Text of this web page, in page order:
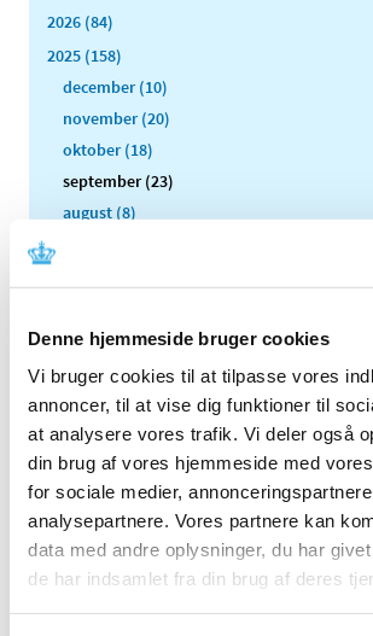
Denne hjemmeside bruger cookies
Vi bruger cookies til at tilpasse vores
annoncer, til at vise dig funktioner til
at analysere vores trafik. Vi deler også
din brug af vores hjemmeside med
for sociale medier,
analysepartnere. Vores partnere kan
data med andre oplysninger, du har
de har indsamlet fra din brug af deres
2026 (84)
2025 (158)
december (10)
november (20)
oktober (18)
september (23)
august (8)
april (5)
marts (13)
februar (11)
januar (17)
2024 (224)
2023 (195)
2022 (197)
2021 (516)